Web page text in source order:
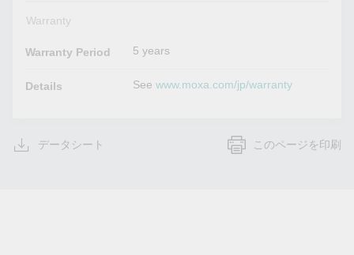
Warranty
Warranty Period 5 years
Details Seewww.moxa.com/jp/warranty
データシート このページを印刷